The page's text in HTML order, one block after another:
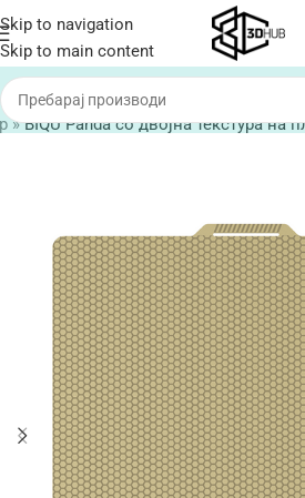
Skip to navigation
Skip to main content
»BIQU Panda со двојна текстура на